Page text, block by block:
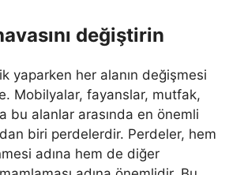
değiştirin
yaparken her alanın değişmesi
Mobilyalar, fayanslar, mutfak,
bu alanlar arasında en önemli
biri perdelerdir. Perdeler, hem
adına hem de diğer